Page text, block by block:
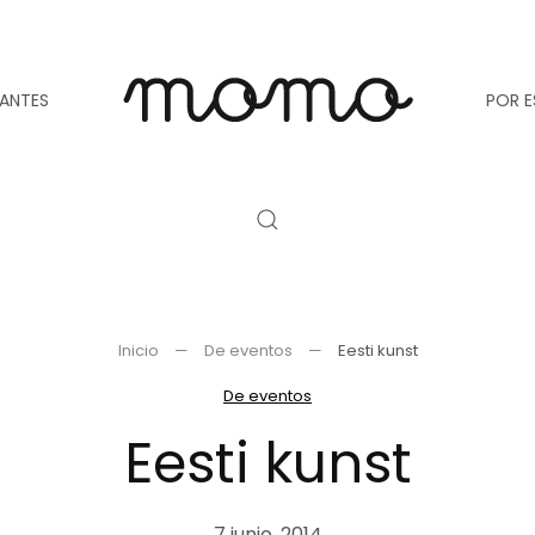
POR
Inicio De eventos
Eesti kunst
De eventos
Eesti kunst